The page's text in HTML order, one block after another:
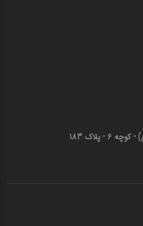
قم - خیابان انقلاب (چهارمردان)‌ - کوچه 6 - پلاک 183